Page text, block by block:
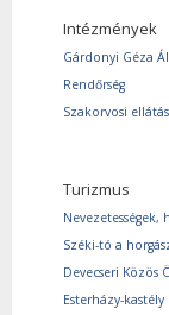
Intézmények
Gárdonyi Géza
Rendőrség
Szakorvosi ellátás
Turizmus
Nevezetességek,
Széki-tó a
Devecseri
Esterházy-kastély